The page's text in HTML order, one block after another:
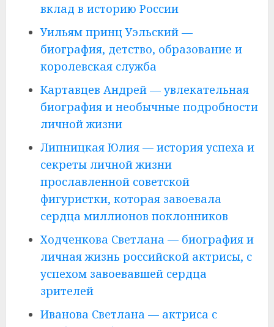
вклад в историю России
Уильям принц Уэльский —
биография, детство, образование и
королевская служба
Картавцев Андрей — увлекательная
биография и необычные подробности
личной жизни
Липницкая Юлия — история успеха и
секреты личной жизни
прославленной советской
фигуристки, которая завоевала
сердца миллионов поклонников
Ходченкова Светлана — биография и
личная жизнь российской актрисы, с
успехом завоевавшей сердца
зрителей
Иванова Светлана — актриса с